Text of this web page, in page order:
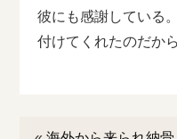
彼にも感謝している
付けてくれたのだから